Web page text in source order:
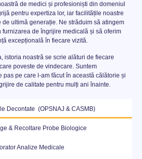
de medici și profesioniști din domeniul
pentru expertiza lor, iar facilitățile noastre
ultimă generație. Ne străduim să atingem
de îngrijire medicală și să oferim
excepțională în fiecare vizită.
istoria noastră se scrie alături de fiecare
poveste de vindecare. Suntem
pas pe care l-am făcut în această călătorie și
de calitate pentru mulți ani înainte.
Decontate (OPSNAJ & CASMB)
& Recoltare Probe Biologice
Analize Medicale